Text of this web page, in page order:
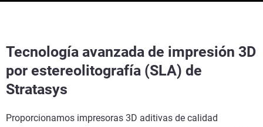
Tecnología avanzada de impresión 3D
por estereolitografía (SLA) de
Stratasys
Proporcionamos impresoras 3D aditivas de calidad